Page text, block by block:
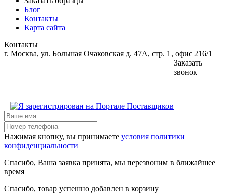
Блог
Контакты
Карта сайта
Контакты
г. Москва, ул. Большая Очаковская д. 47А, стр. 1, офис 216/1
Заказать
звонок
Нажимая кнопку, вы принимаете условия политики
конфиденциальности
Спасибо, Ваша заявка принята, мы перезвоним в ближайшее
время
Спасибо, товар успешно добавлен в корзину